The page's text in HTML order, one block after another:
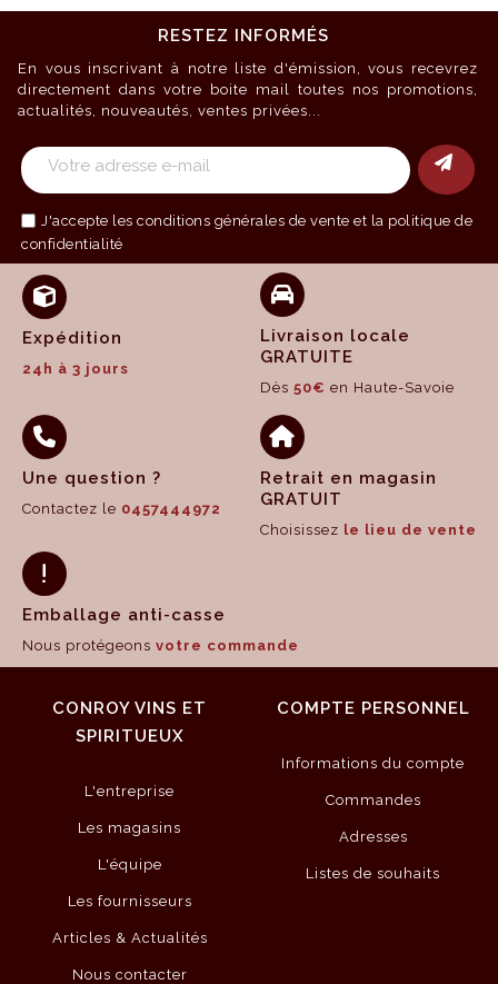
RESTEZ INFORMÉS
En vous inscrivant à notre liste d'émission, vous recevrez
directement dans votre boite mail toutes nos promotions,
actualités, nouveautés, ventes privées...
J'accepte les conditions générales de vente et la politique de
confidentialité
Expédition
24h à 3 jours
Livraison locale
GRATUITE
Dès 50€ en Haute-Savoie
Une question ?
Contactez le 0457444972
Retrait en magasin
GRATUIT
Choisissez le lieu de vente
Emballage anti-casse
Nous protégeons votre commande
CONROY VINS ET
SPIRITUEUX
L'entreprise
Les magasins
L'équipe
Les fournisseurs
Articles & Actualités
Nous contacter
COMPTE PERSONNEL
Informations du compte
Commandes
Adresses
Listes de souhaits